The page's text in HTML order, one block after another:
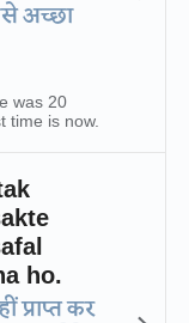
अच्छा
was 20
time is now.
ho.
कर